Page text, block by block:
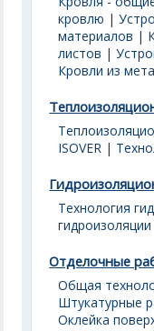
кровлю |
материалов |
листов |
Кровли из
ISOVER |
Технология
гидроизоляции
Отделочные
Общая
Штукатурные
Оклейка